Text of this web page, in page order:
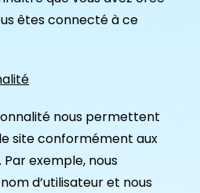
êtes connecté à ce
nous permettent
site conformément aux
exemple, nous
d’utilisateur et nous